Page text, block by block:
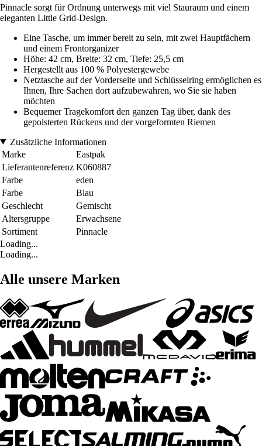
Pinnacle sorgt für Ordnung unterwegs mit viel Stauraum und einem
eleganten Little Grid-Design.
Eine Tasche, um immer bereit zu sein, mit zwei Hauptfächern
und einem Frontorganizer
Höhe: 42 cm, Breite: 32 cm, Tiefe: 25,5 cm
Hergestellt aus 100 % Polyestergewebe
Netztasche auf der Vorderseite und Schlüsselring ermöglichen es
Ihnen, Ihre Sachen dort aufzubewahren, wo Sie sie haben
möchten
Bequemer Tragekomfort den ganzen Tag über, dank des
gepolsterten Rückens und der vorgeformten Riemen
Zusätzliche Informationen
Marke
Eastpak
Lieferantenreferenz K060887
Farbe
eden
Farbe
Blau
Geschlecht
Gemischt
Altersgruppe
Erwachsene
Sortiment
Pinnacle
Loading...
Loading...
Alle unsere Marken